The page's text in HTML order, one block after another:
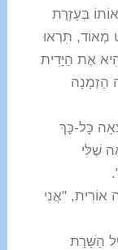
בְּעֶזְרַת
מְאוֹד, תִּרְאוּ
אֶת הַיָּדִית
הַזְמָנָה
כָּל-כָּךְ
שֶׁלִּי
"אֲנִי
הַשָּׁרָת